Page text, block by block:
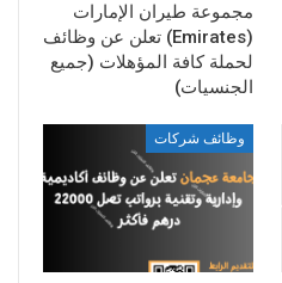
مجموعة طيران الإمارات
(Emirates) تعلن عن وظائف
لحملة كافة المؤهلات (جميع
الجنسيات)
وظائف شركات